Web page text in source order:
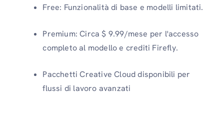
Free: Funzionalità di base e modelli limitati.
Premium: Circa $ 9.99/mese per l'accesso
completo al modello e crediti Firefly.
Pacchetti Creative Cloud disponibili per
flussi di lavoro avanzati